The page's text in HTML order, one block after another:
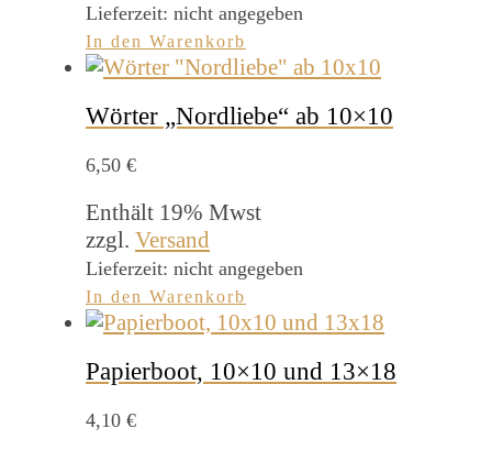
Lieferzeit: nicht angegeben
In den Warenkorb
Wörter „Nordliebe“ ab 10×10
6,50 €
Enthält 19% Mwst
zzgl. Versand
Lieferzeit: nicht angegeben
In den Warenkorb
Papierboot, 10×10 und 13×18
4,10 €